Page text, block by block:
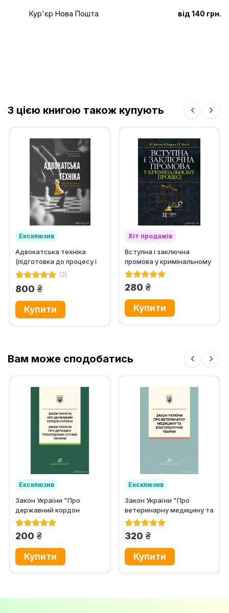
Кур'єр Нова Пошта від 140 грн.
З цією книгою також купують
Ексклюзив
Адвокатська техніка
(підготовка до процесу і
методики переконання)
(2)
800 грн.
Хіт продажів
Вступна і заключна
промова у кримінальному
процесі. Навчально-
практичний...
280 грн.
Вам може сподобатись
Ексклюзив
Закон України "Про
державний кордон
України", Закон України...
200 грн.
Ексклюзив
Закон України "Про
ветеринарну медицину та
благополуччя...
320 грн.